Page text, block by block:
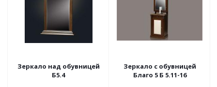
Зеркало над обувницей
Б5.4
Зеркало с обувницей
Благо 5 Б 5.11-16